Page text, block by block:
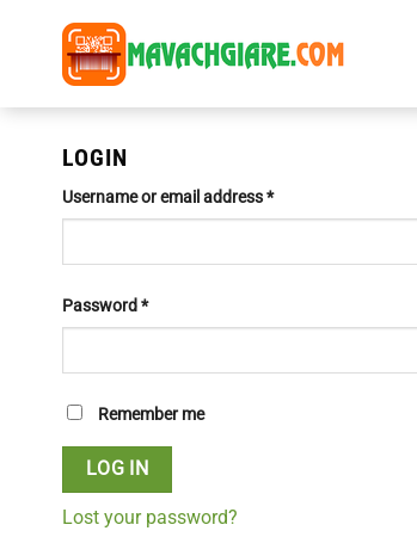
dung
LOGIN
Username or email address*
Password*
Remember me
LOG IN
Lost your password?